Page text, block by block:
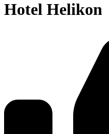
Hotel Helikon